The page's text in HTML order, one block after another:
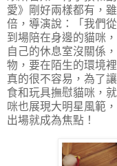
愛》剛好兩樣都有，
倍，導演說：「我們
到場陪在身邊的貓咪
自己的休息室沒關係
物，要在陌生的環境
真的很不容易，為了
食和玩具撫慰貓咪，
咪也展現大明星風範
出場就成為焦點！